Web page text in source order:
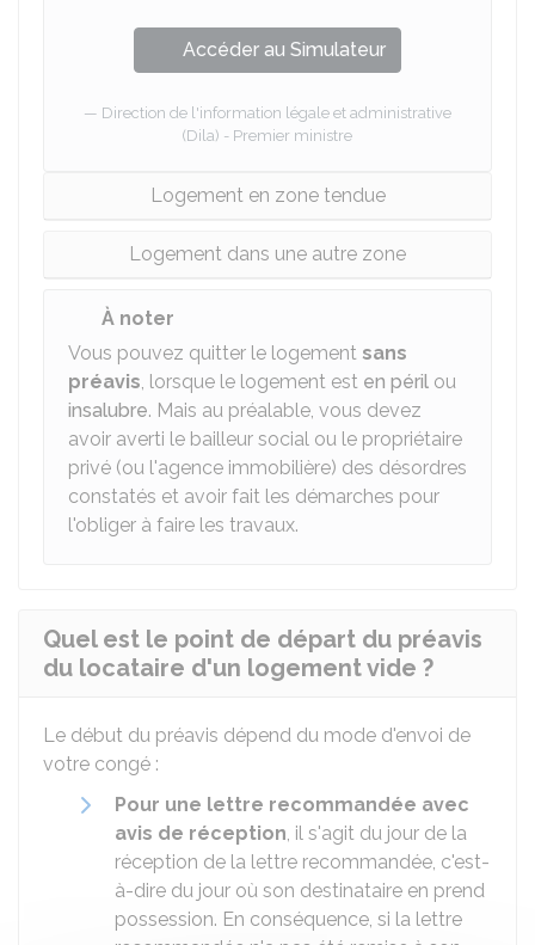
Accéder au Simulateur
Direction de l'information légale et administrative
(Dila) - Premier ministre
Logement en zone tendue
Logement dans une autre zone
À noter
Vous pouvez quitter le logement sans
préavis, lorsque le logement est en péril ou
insalubre. Mais au préalable, vous devez
avoir averti le bailleur social ou le propriétaire
privé (ou l'agence immobilière) des désordres
constatés et avoir fait les démarches pour
l'obliger à faire les travaux.
Quel est le point de départ du préavis
du locataire d'un logement vide ?
Le début du préavis dépend du mode d'envoi de
votre congé :
Pour une lettre recommandée avec
avis de réception, il s'agit du jour de la
réception de la lettre recommandée, c'est-
à-dire du jour où son destinataire en prend
possession. En conséquence, si la lettre